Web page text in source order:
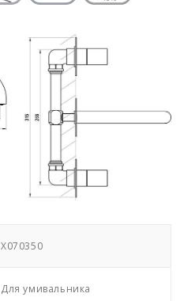
X070350
Для умивальника